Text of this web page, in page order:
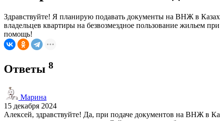
Здравствуйте! Я планирую подавать документы на ВНЖ в
владельцев квартиры на безвозмездное пользование жильем
помощь!
Ответы 8
Марина
15 декабря 2024
Алексей, здравствуйте! Да, при подаче документов на ВНЖ в